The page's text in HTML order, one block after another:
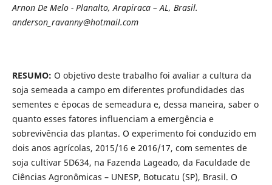
Arnon De Melo - Planalto, Arapiraca – AL, Brasil.
anderson_ravanny@hotmail.com
RESUMO: O objetivo deste trabalho foi avaliar a cultura da
soja semeada a campo em diferentes profundidades das
sementes e épocas de semeadura e, dessa maneira, saber o
quanto esses fatores influenciam a emergência e
sobrevivência das plantas. O experimento foi conduzido em
dois anos agrícolas, 2015/16 e 2016/17, com sementes de
soja cultivar 5D634, na Fazenda Lageado, da Faculdade de
Ciências Agronômicas – UNESP, Botucatu (SP), Brasil. O